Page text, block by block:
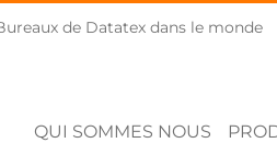
de Datatex dans le monde
QUI SOMMES NOUS